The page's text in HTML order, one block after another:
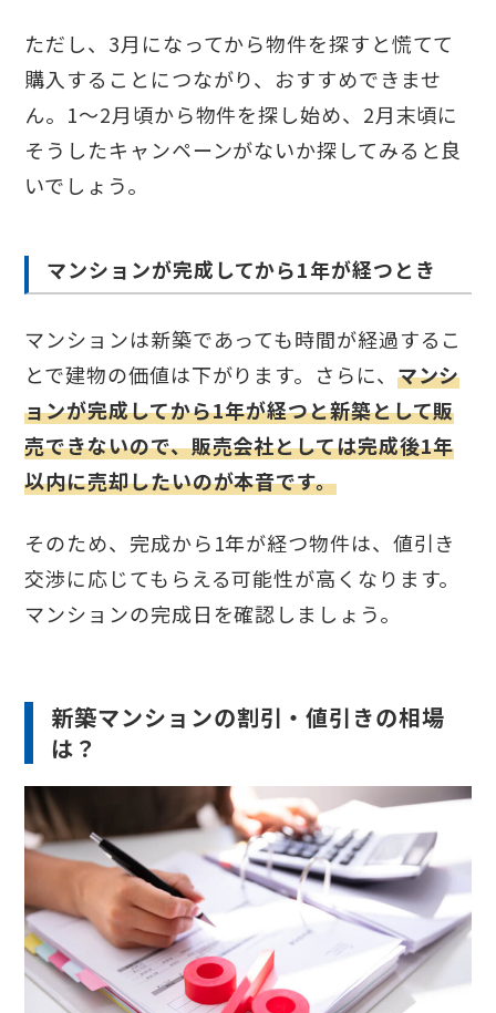
ただし、3月になってから物件を探すと慌てて
購入することにつながり、おすすめできませ
ん。1～2月頃から物件を探し始め、2月末頃に
そうしたキャンペーンがないか探してみると良
いでしょう。
マンションが完成してから1年が経つとき
マンションは新築であっても時間が経過するこ
とで建物の価値は下がります。さらに、 マンシ
ョンが完成してから1年が経つと新築として販
売できないので、販売会社としては完成後1年
以内に売却したいのが本音です。
そのため、完成から1年が経つ物件は、値引き
交渉に応じてもらえる可能性が高くなります。
マンションの完成日を確認しましょう。
新築マンションの割引・値引きの相場
は？